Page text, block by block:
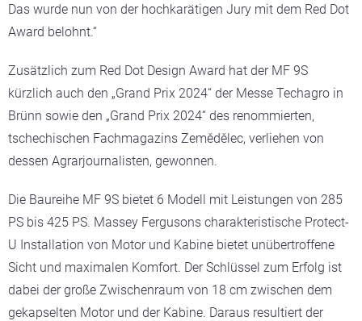
Das wurde nun von der hochkarätigen Jury mit dem Red Dot
Award belohnt.“
Zusätzlich zum Red Dot Design Award hat der MF 9S
kürzlich auch den „Grand Prix 2024“ der Messe Techagro in
Brünn sowie den „Grand Prix 2024“ des renommierten,
tschechischen Fachmagazins Zemědělec, verliehen von
dessen Agrarjournalisten, gewonnen.
Die Baureihe MF 9S bietet 6 Modell mit Leistungen von 285
PS bis 425 PS. Massey Fergusons charakteristische Protect-
U Installation von Motor und Kabine bietet unübertroffene
Sicht und maximalen Komfort. Der Schlüssel zum Erfolg ist
dabei der große Zwischenraum von 18 cm zwischen dem
gekapselten Motor und der Kabine. Daraus resultiert der